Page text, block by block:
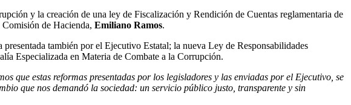
y la creación de una ley de Fiscalización y Rendición de Cuentas reglamentaria de
de Hacienda, Emiliano Ramos.
también por el Ejecutivo Estatal; la nueva Ley de Responsabilidades
Especializada en Materia de Combate a la Corrupción.
que estas reformas presentadas por los legisladores y las enviadas por el Ejecutivo, se
que nos demandó la sociedad: un servicio público justo, transparente y sin